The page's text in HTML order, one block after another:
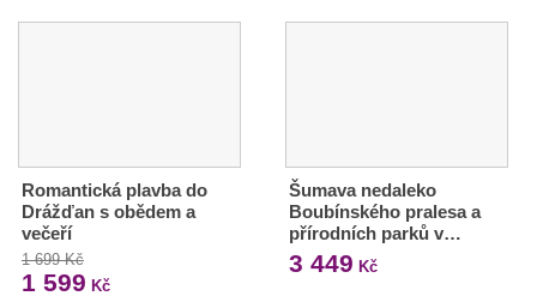
Romantická plavba do
Drážďan s obědem a
večeří
1 699 Kč
1 599 Kč
Šumava nedaleko
Boubínského pralesa a
přírodních parků v…
3 449 Kč